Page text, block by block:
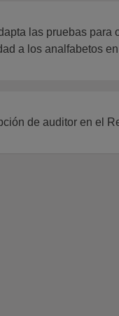
las pruebas para
a los analfabetos en
de auditor en el